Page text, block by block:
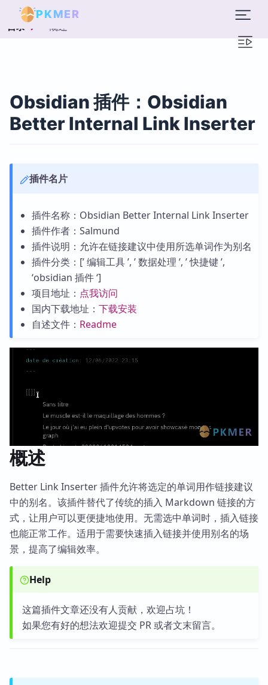
PKMER
目录 概述
Obsidian 插件：Obsidian
Better Internal Link Inserter
插件名片
插件名称：Obsidian Better Internal Link Inserter
插件作者：Salmund
插件说明：允许在链接建议中使用所选单词作为别名
插件分类：[’ 编辑工具 ’, ’ 数据处理 ’, ’ 快捷键 ’,
‘obsidian 插件 ‘]
项目地址： 点我访问
国内下载地址： 下载安装
自述文件： Readme
概述
Better Link Inserter 插件允许将选定的单词用作链接建议
中的别名。该插件替代了传统的插入 Markdown 链接的方
式，让用户可以更便捷地使用。无需选中单词时，插入链接
也能正常工作。适用于需要快速插入链接并使用别名的场
景，提高了编辑效率。
Help
这篇插件文章还没有人贡献，欢迎占坑！
如果您有好的想法欢迎提交 PR 或者文末留言。